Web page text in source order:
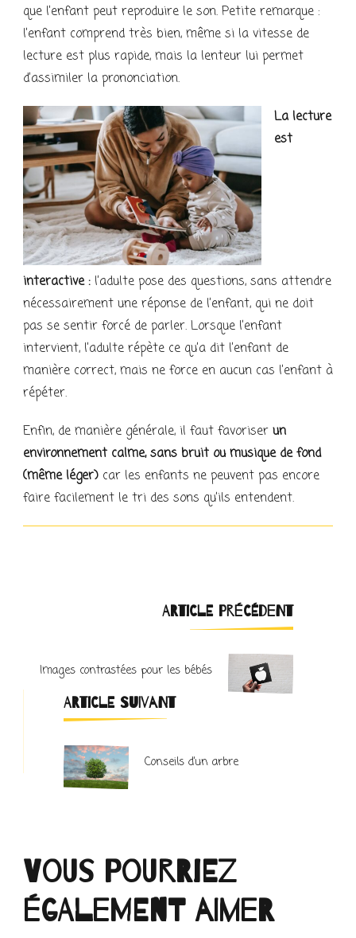
que l’enfant peut reproduire le son. Petite remarque :
l’enfant comprend très bien, même si la vitesse de
lecture est plus rapide, mais la lenteur lui permet
d’assimiler la prononciation.
La lecture
est
interactive : l’adulte pose des questions, sans attendre
nécessairement une réponse de l’enfant, qui ne doit
pas se sentir forcé de parler. Lorsque l’enfant
intervient, l’adulte répète ce qu’a dit l’enfant de
manière correct, mais ne force en aucun cas l’enfant à
répéter.
Enfin, de manière générale, il faut favoriser un
environnement calme, sans bruit ou musique de fond
(même léger) car les enfants ne peuvent pas encore
faire facilement le tri des sons qu’ils entendent.
Navigation
d'article
ARTICLE PRÉCÉDENT
Images contrastées pour les bébés
ARTICLE SUIVANT
Conseils d’un arbre
Vous pourriez
également aimer